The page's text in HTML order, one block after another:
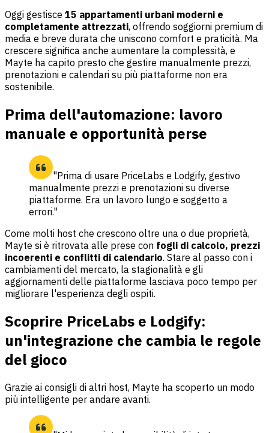
Oggi gestisce 15 appartamenti urbani moderni e
completamente attrezzati, offrendo soggiorni premium di
media e breve durata che uniscono comfort e praticità. Ma
crescere significa anche aumentare la complessità, e
Mayte ha capito presto che gestire manualmente prezzi,
prenotazioni e calendari su più piattaforme non era
sostenibile.
Prima dell'automazione: lavoro
manuale e opportunità perse
"Prima di usare PriceLabs e Lodgify, gestivo
manualmente prezzi e prenotazioni su diverse
piattaforme. Era un lavoro lungo e soggetto a
errori."
Come molti host che crescono oltre una o due proprietà,
Mayte si è ritrovata alle prese con fogli di calcolo, prezzi
incoerenti e conflitti di calendario. Stare al passo con i
cambiamenti del mercato, la stagionalità e gli
aggiornamenti delle piattaforme lasciava poco tempo per
migliorare l'esperienza degli ospiti.
Scoprire PriceLabs e Lodgify:
un'integrazione che cambia le regole
del gioco
Grazie ai consigli di altri host, Mayte ha scoperto un modo
più intelligente per andare avanti.